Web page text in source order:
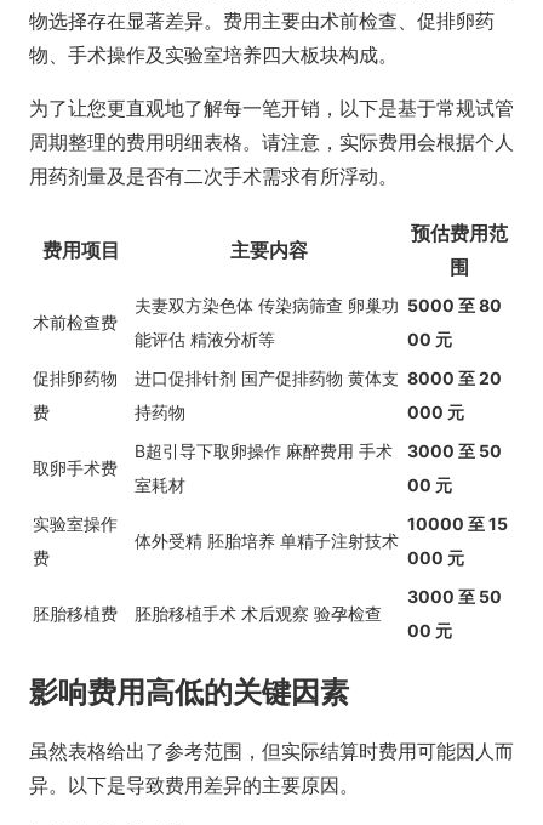
物选择存在显著差异。费用主要由术前检查、促排卵药
物、手术操作及实验室培养四大板块构成。
为了让您更直观地了解每一笔开销，以下是基于常规试管
周期整理的费用明细表格。请注意，实际费用会根据个人
用药剂量及是否有二次手术需求有所浮动。
费用项目 主要内容
预估费用范
围
术前检查费
夫妻双方染色体 传染病筛查 卵巢功
能评估 精液分析等
5000 至 80
00 元
促排卵药物
费
进口促排针剂 国产促排药物 黄体支
持药物
8000 至 20
000 元
取卵手术费
B超引导下取卵操作 麻醉费用 手术
室耗材
3000 至 50
00 元
实验室操作
费
体外受精 胚胎培养 单精子注射技术
10000 至 15
000 元
胚胎移植费 胚胎移植手术 术后观察 验孕检查
3000 至 50
00 元
影响费用高低的关键因素
虽然表格给出了参考范围，但实际结算时费用可能因人而
异。以下是导致费用差异的主要原因。